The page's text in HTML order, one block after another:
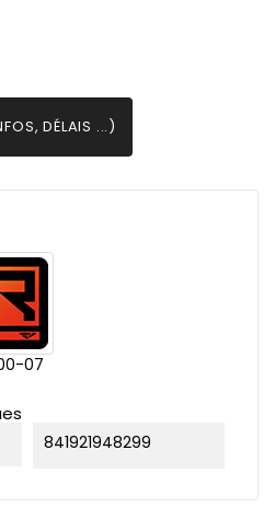
DÉLAIS ...)
07
841921948299